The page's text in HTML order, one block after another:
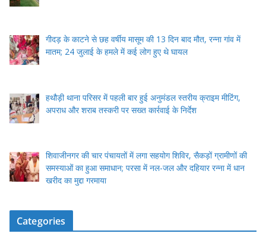
गीदड़ के काटने से छह वर्षीय मासूम की 13 दिन बाद मौत, रन्ना गांव में
मातम; 24 जुलाई के हमले में कई लोग हुए थे घायल
हथौड़ी थाना परिसर में पहली बार हुई अनुमंडल स्तरीय क्राइम मीटिंग,
अपराध और शराब तस्करी पर सख्त कार्रवाई के निर्देश
शिवाजीनगर की चार पंचायतों में लगा सहयोग शिविर, सैकड़ों ग्रामीणों की
समस्याओं का हुआ समाधान; परसा में नल-जल और दहियार रन्ना में धान
खरीद का मुद्दा गरमाया
Categories